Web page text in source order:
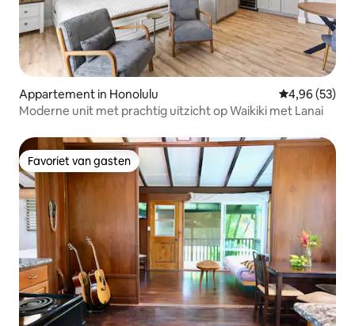
Appartement in Honolulu Gemiddelde
4,96 (53)
Moderne unit met prachtig uitzicht op Waikiki met Lanai
Favoriet van gasten
Favoriet van gasten